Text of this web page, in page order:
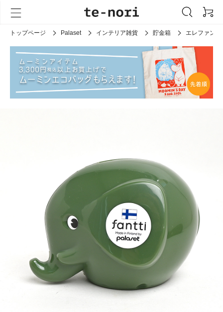
トップページ Palaset インテリア雑貨 貯金箱 エレファン